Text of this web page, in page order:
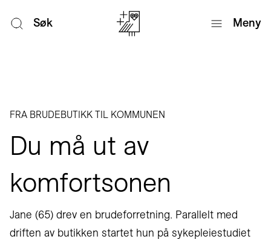
Søk Meny
FRA BRUDEBUTIKK TIL KOMMUNEN
Du må ut av
komfortsonen
Jane (65) drev en brudeforretning. Parallelt med
driften av butikken startet hun på sykepleiestudiet